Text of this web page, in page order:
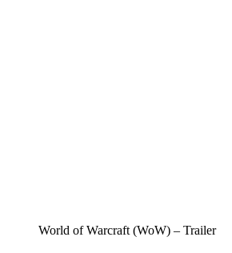
World of Warcraft (WoW) – Trailer